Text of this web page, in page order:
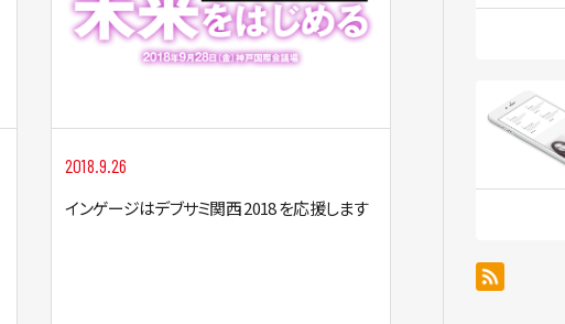
2018.9.26
インゲージはデブサミ関西 2018 を応援します